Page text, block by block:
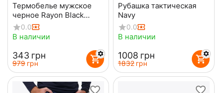
Термобелье мужское
черное Rayon Black
комплект
0.0
В наличии
‍343‍ грн
‍979‍ грн
Рубашка тактическая
Navy
0.0
В наличии
‍1008‍ грн
‍1832‍ грн